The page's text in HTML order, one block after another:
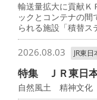
輸送量拡大に貢献
ックとコンテナの間
られる施設「積替ス
2026.08.03 JR東日
特集 ＪＲ東日
自然風土 精神文